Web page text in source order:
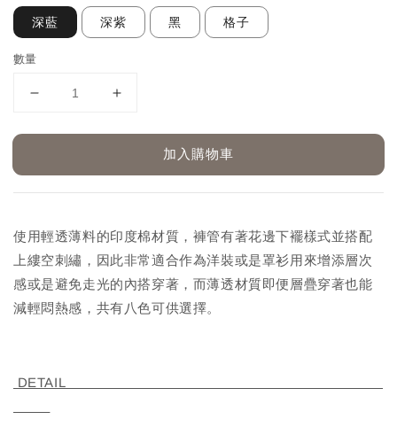
深藍 深紫 黑 格子
數量
加入購物車
使用輕透薄料的印度棉材質，褲管有著花邊下襬樣式並搭配
上縷空刺繡，因此非常適合作為洋裝或是罩衫用來增添層次
感或是避免走光的內搭穿著，而薄透材質即便層疊穿著也能
減輕悶熱感，共有八色可供選擇。
DETAIL